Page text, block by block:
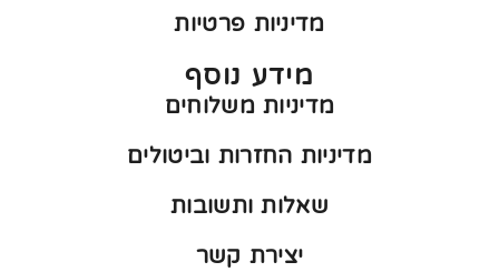
מדיניות פרטיות
מידע נוסף
מדיניות משלוחים
מדיניות החזרות וביטולים
שאלות ותשובות
יצירת קשר